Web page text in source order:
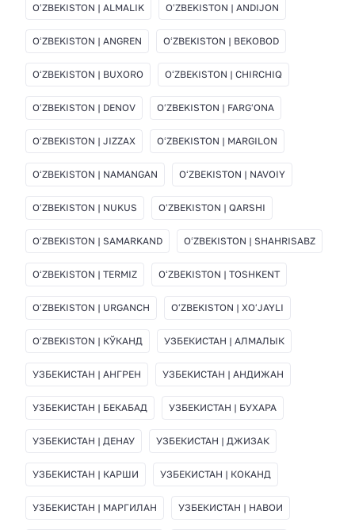
OʻZBEKISTON | ALMALIK OʻZBEKISTON | ANDIJON
OʻZBEKISTON | ANGREN OʻZBEKISTON | BEKOBOD
OʻZBEKISTON | BUXORO OʻZBEKISTON | CHIRCHIQ
OʻZBEKISTON | DENOV OʻZBEKISTON | FARGʻONA
OʻZBEKISTON | JIZZAX OʻZBEKISTON | MARGILON
OʻZBEKISTON | NAMANGAN OʻZBEKISTON | NAVOIY
OʻZBEKISTON | NUKUS OʻZBEKISTON | QARSHI
OʻZBEKISTON | SAMARKAND OʻZBEKISTON | SHAHRISABZ
OʻZBEKISTON | TERMIZ OʻZBEKISTON | TOSHKENT
OʻZBEKISTON | URGANCH OʻZBEKISTON | XOʻJAYLI
OʻZBEKISTON | КЎКАНД УЗБЕКИСТАН | АЛМАЛЫК
УЗБЕКИСТАН | АНГРЕН УЗБЕКИСТАН | АНДИЖАН
УЗБЕКИСТАН | БЕКАБАД УЗБЕКИСТАН | БУХАРА
УЗБЕКИСТАН | ДЕНАУ УЗБЕКИСТАН | ДЖИЗАК
УЗБЕКИСТАН | КАРШИ УЗБЕКИСТАН | КОКАНД
УЗБЕКИСТАН | МАРГИЛАН УЗБЕКИСТАН | НАВОИ